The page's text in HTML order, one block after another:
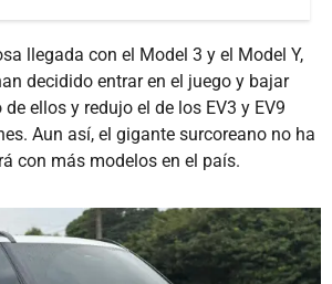
llegada con el Model 3 y el Model Y,
decidido entrar en el juego y bajar
ellos y redujo el de los EV3 y EV9
Aun así, el gigante surcoreano no ha
con más modelos en el país.